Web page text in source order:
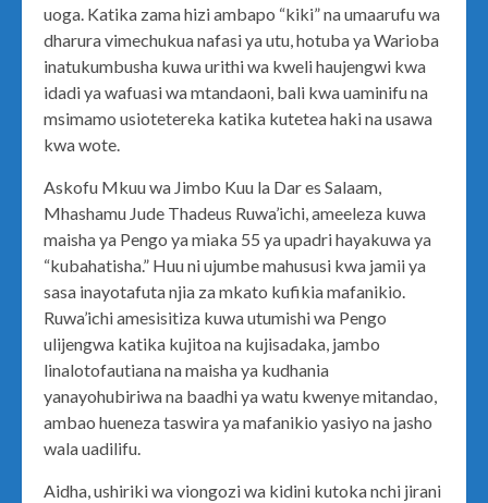
uoga. Katika zama hizi ambapo “kiki” na umaarufu wa
dharura vimechukua nafasi ya utu, hotuba ya Warioba
inatukumbusha kuwa urithi wa kweli haujengwi kwa
idadi ya wafuasi wa mtandaoni, bali kwa uaminifu na
msimamo usiotetereka katika kutetea haki na usawa
kwa wote.
Askofu Mkuu wa Jimbo Kuu la Dar es Salaam,
Mhashamu Jude Thadeus Ruwa’ichi, ameeleza kuwa
maisha ya Pengo ya miaka 55 ya upadri hayakuwa ya
“kubahatisha.” Huu ni ujumbe mahususi kwa jamii ya
sasa inayotafuta njia za mkato kufikia mafanikio.
Ruwa’ichi amesisitiza kuwa utumishi wa Pengo
ulijengwa katika kujitoa na kujisadaka, jambo
linalotofautiana na maisha ya kudhania
yanayohubiriwa na baadhi ya watu kwenye mitandao,
ambao hueneza taswira ya mafanikio yasiyo na jasho
wala uadilifu.
Aidha, ushiriki wa viongozi wa kidini kutoka nchi jirani